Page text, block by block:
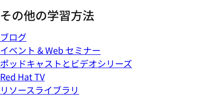
その他の学習方法
ブログ
イベント & Web セミナー
ポッドキャストとビデオシリーズ
Red Hat TV
リソースライブラリ